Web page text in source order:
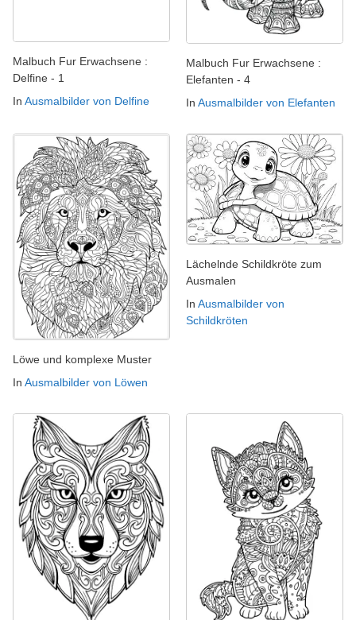
Malbuch Fur Erwachsene :
Delfine - 1
In Ausmalbilder von Delfine
Malbuch Fur Erwachsene :
Elefanten - 4
In Ausmalbilder von Elefanten
Löwe und komplexe Muster
In Ausmalbilder von Löwen
Lächelnde Schildkröte zum
Ausmalen
In Ausmalbilder von
Schildkröten